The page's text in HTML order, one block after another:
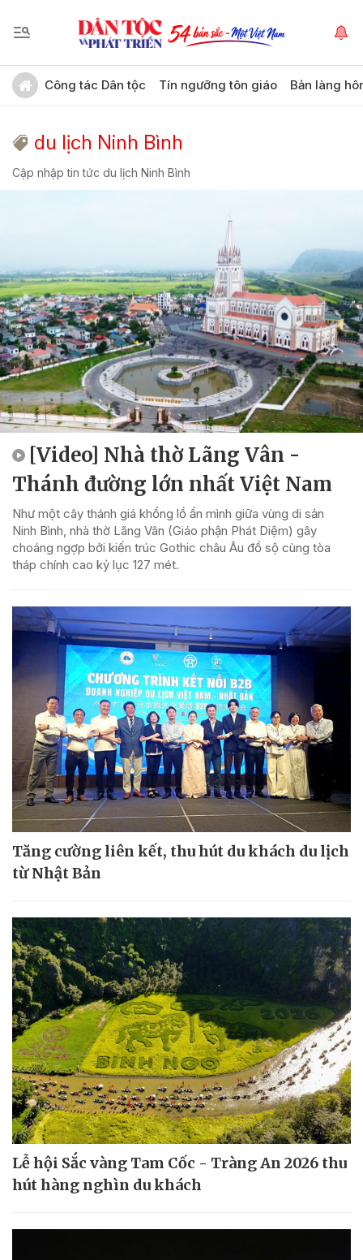
Công tác Dân tộc Tín ngưỡng tôn giáo Bản làng
du lịch Ninh Bình
Cập nhập tin tức du lịch Ninh Bình
[Video] Nhà thờ Lãng Vân -
Thánh đường lớn nhất Việt Nam
Như một cây thánh giá khổng lồ ẩn mình giữa vùng di sản
Ninh Bình, nhà thờ Lãng Vân (Giáo phận Phát Diệm) gây
choáng ngợp bởi kiến trúc Gothic châu Âu đồ sộ cùng tòa
tháp chính cao kỷ lục 127 mét.
Tăng cường liên kết, thu hút du khách du lịch
từ Nhật Bản
Lễ hội Sắc vàng Tam Cốc - Tràng An 2026 thu
hút hàng nghìn du khách